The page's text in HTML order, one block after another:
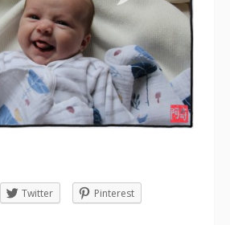
Twitter
Pinterest